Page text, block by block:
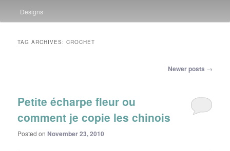
Designs
TAG ARCHIVES:CROCHET
Newer posts →
Petite écharpe fleur ou
comment je copie les chinois
Posted on November 23, 2010